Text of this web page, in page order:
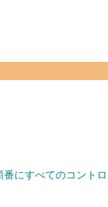
にすべてのコント